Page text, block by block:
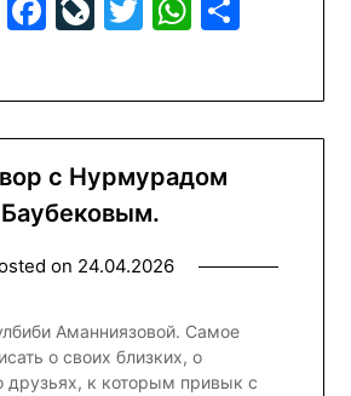
Facebook
LiveJournal
Twitter
с Нурмурадом
Баубековым.
on 24.04.2026
Аманниязовой. Самое
о своих близких, о
друзьях, к которым привык с